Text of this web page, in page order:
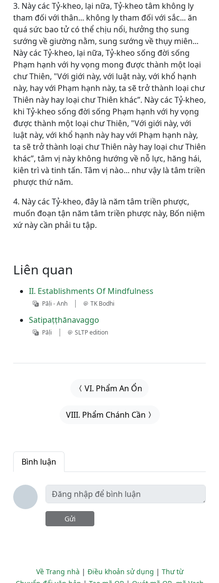
3. Này các Tỷ-kheo, lại nữa, Tỷ-kheo tâm không ly
tham đối với thân... không ly tham đối với sắc... ăn
quá sức bao tử có thể chịu nổi, hưởng thọ sung
sướng về giường nằm, sung sướng về thụy miên...
Này các Tỷ-kheo, lại nữa, Tỷ-kheo sống đời sống
Phạm hạnh với hy vọng mong được thành một loại
chư Thiên, "Với giới này, với luật này, với khổ hạnh
này, hay với Phạm hạnh này, ta sẽ trở thành loại chư
Thiên này hay loại chư Thiên khác”. Này các Tỷ-kheo,
khi Tỷ-kheo sống đời sống Phạm hạnh với hy vọng
được thành một loại chư Thiên, "Với giới này, với
luật này, với khổ hạnh này hay với Phạm hạnh này,
ta sẽ trở thành loại chư Thiên này hay loại chư Thiên
khác”, tâm vị này không hướng về nỗ lực, hăng hái,
kiên trì và tinh tấn. Tâm vị nào... như vậy là tâm triền
phược thứ năm.
4. Này các Tỷ-kheo, đây là năm tâm triền phược,
muốn đoạn tận năm tâm triền phược này, Bốn niệm
xứ này cần phải tu tập.
Liên quan
II. Establishments Of Mindfulness
Pāḷi - Anh | TK Bodhi
Satipaṭṭhānavaggo
Pāḷi | SLTP edition
VI. Phẩm An Ổn
VIII. Phẩm Chánh Cần
Bình luận
Gửi
Về Trang nhà | Điều khoản sử dụng | Thư từ